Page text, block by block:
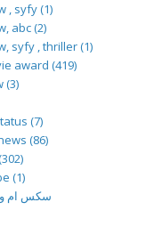
, syfy (1)
abc (2)
syfy , thriller (1)
award (419)
(3)
(7)
(86)
(1)
سكس ام